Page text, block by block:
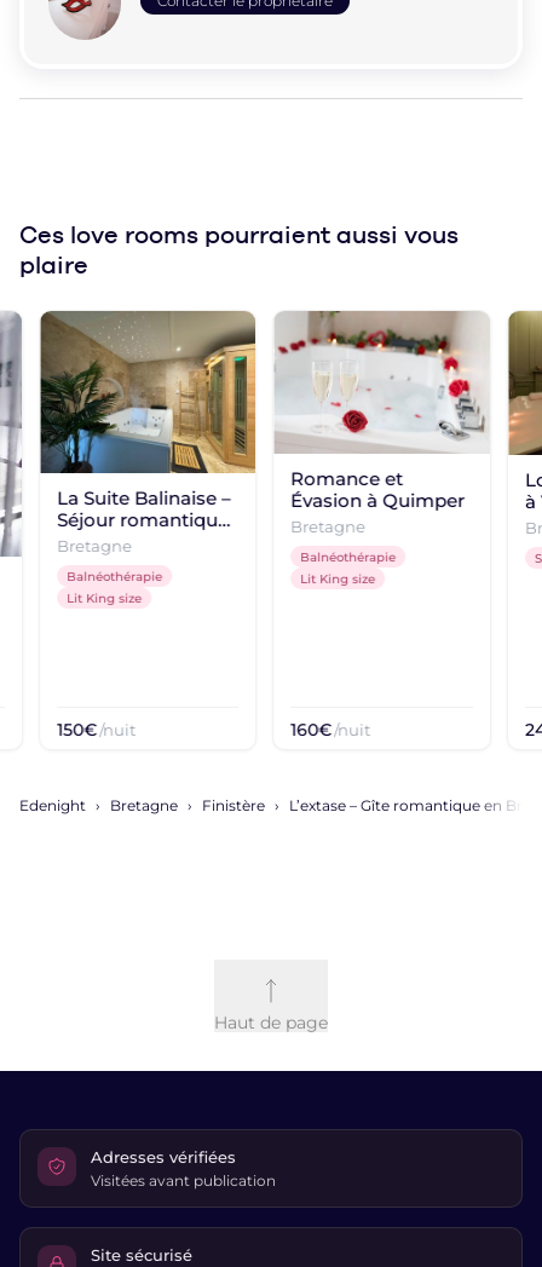
Ces love rooms pourraient aussi vous
plaire
La Suite Balinaise –
Séjour romantique
à Quimper
Bretagne
Balnéothérapie
Lit King size
150€/nuit
Romance et
Évasion à Quimper
Bretagne
Balnéothérapie
Lit King size
160€/nuit
à
Edenight Bretagne Finistère L’extase – Gîte romantique en
Haut de page
Adresses vérifiées
Visitées avant publication
Site sécurisé